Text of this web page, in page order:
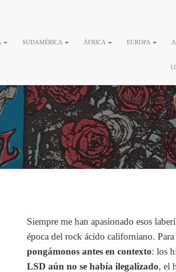
SUDAMÉRICA ÁFRICA EUROPA
y Rosas
Publicado por
Siempre me han apasionado esos
época del rock ácido californiano.
pongámonos antes en contexto: los
LSD aún no se había ilegalizado, el